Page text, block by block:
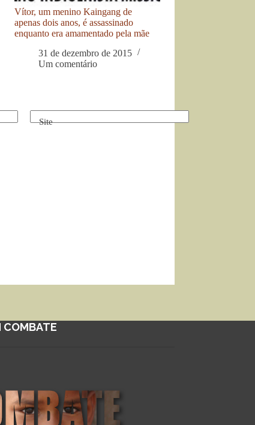
Vítor, um menino Kaingang de
apenas dois anos, é assassinado
enquanto era amamentado pela mãe
31 de dezembro de 2015
Um comentário
Site
COMBATE